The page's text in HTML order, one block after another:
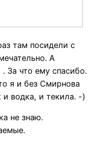
там посидели с
А
. За что ему спасибо.
я и без Смирнова
и водка, и текила. -)
не знаю.